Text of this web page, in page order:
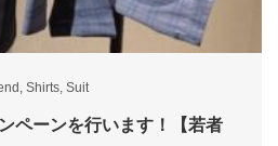
Shirts Suit
ペーンを行います！【若者